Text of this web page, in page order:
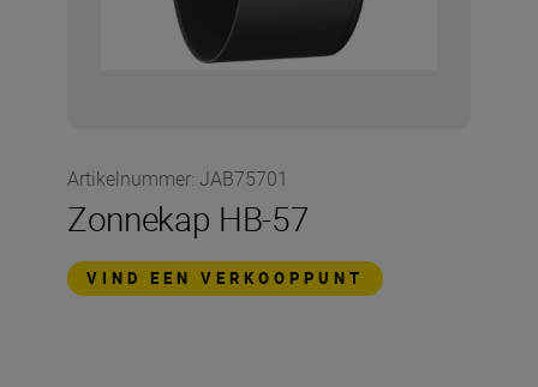
Artikelnummer: JAB75701
Zonnekap HB-57
VIND EEN VERKOOPPUNT